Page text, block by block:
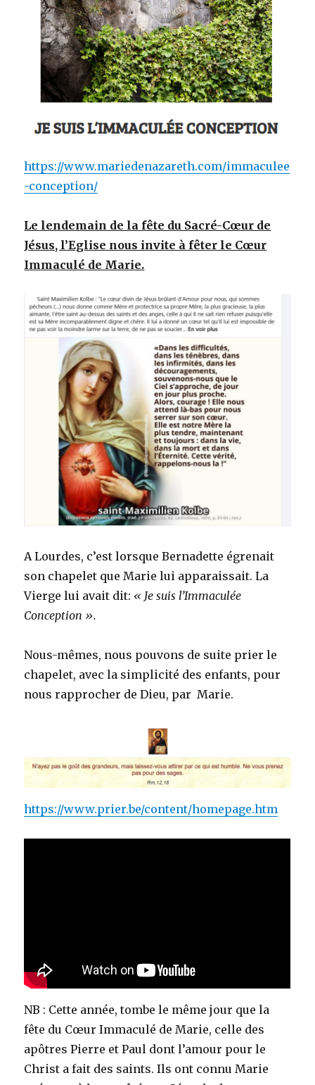
https://www.mariedenazareth.com/immaculee
-conception/
Le lendemain de la fête du Sacré-Cœur de
Jésus, l’Eglise nous invite à fêter le Cœur
Immaculé de Marie.
A Lourdes, c’est lorsque Bernadette égrenait
son chapelet que Marie lui apparaissait. La
Vierge lui avait dit: « Je suis l’Immaculée
Conception ».
Nous-mêmes, nous pouvons de suite prier le
chapelet, avec la simplicité des enfants, pour
nous rapprocher de Dieu, par Marie.
https://www.prier.be/content/homepage.htm
NB : Cette année, tombe le même jour que la
fête du Cœur Immaculé de Marie, celle des
apôtres Pierre et Paul dont l’amour pour le
Christ a fait des saints. Ils ont connu Marie